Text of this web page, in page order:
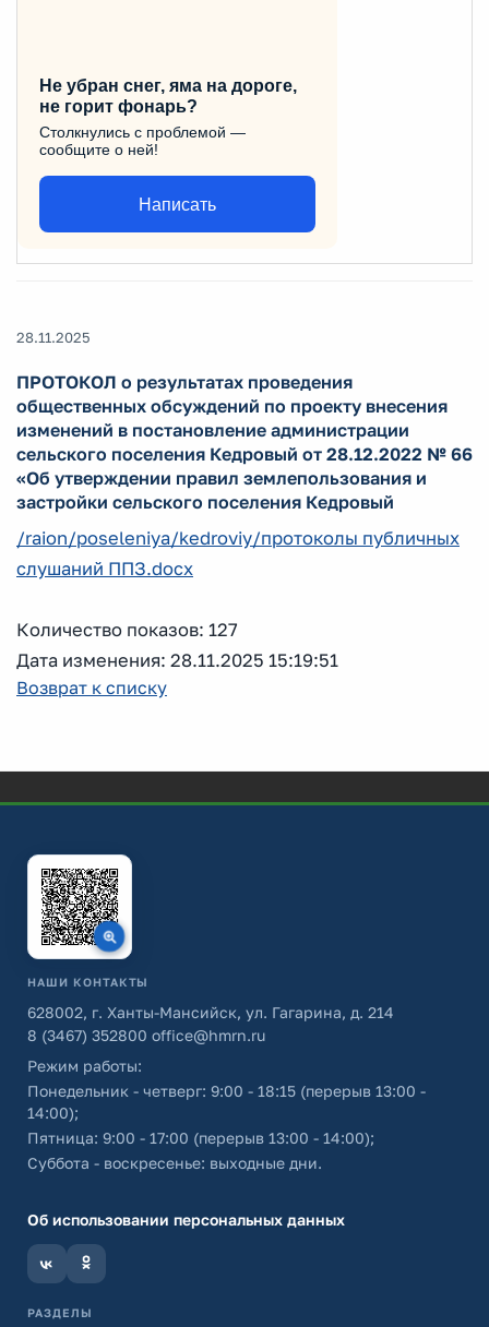
Не убран снег, яма на дороге,
не горит фонарь?
Столкнулись с проблемой —
сообщите о ней!
Написать
28.11.2025
ПРОТОКОЛ о результатах проведения
общественных обсуждений по проекту внесения
изменений в постановление администрации
сельского поселения Кедровый от 28.12.2022 № 66
«Об утверждении правил землепользования и
застройки сельского поселения Кедровый
/raion/poseleniya/kedroviy/протоколы публичных
слушаний ППЗ.docx
Количество показов: 127
Дата изменения: 28.11.2025 15:19:51
Возврат к списку
НАШИ КОНТАКТЫ
628002, г. Ханты-Мансийск, ул. Гагарина, д. 214
8 (3467) 352800 office@hmrn.ru
Режим работы:
Понедельник - четверг: 9:00 - 18:15 (перерыв 13:00 -
14:00);
Пятница: 9:00 - 17:00 (перерыв 13:00 - 14:00);
Суббота - воскресенье: выходные дни.
Об использовании персональных данных
РАЗДЕЛЫ